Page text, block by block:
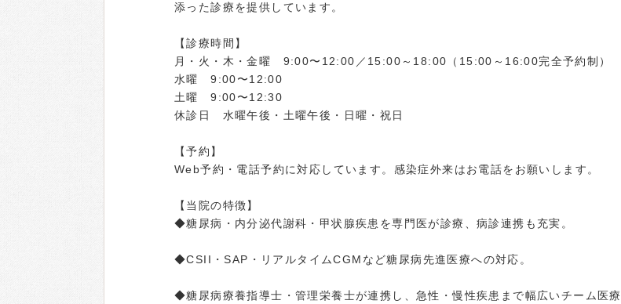
添った診療を提供しています。
【診療時間】
月・火・木・金曜 9:00〜12:00／15:00～18:00（15:00～16:00完全予約制）
水曜 9:00〜12:00
土曜 9:00〜12:30
休診日 水曜午後・土曜午後・日曜・祝日
【予約】
Web予約・電話予約に対応しています。感染症外来はお電話をお願いします。
【当院の特徴】
◆糖尿病・内分泌代謝科・甲状腺疾患を専門医が診療、病診連携も充実。
◆CSII・SAP・リアルタイムCGMなど糖尿病先進医療への対応。
◆糖尿病療養指導士・管理栄養士が連携し、急性・慢性疾患まで幅広いチーム医療